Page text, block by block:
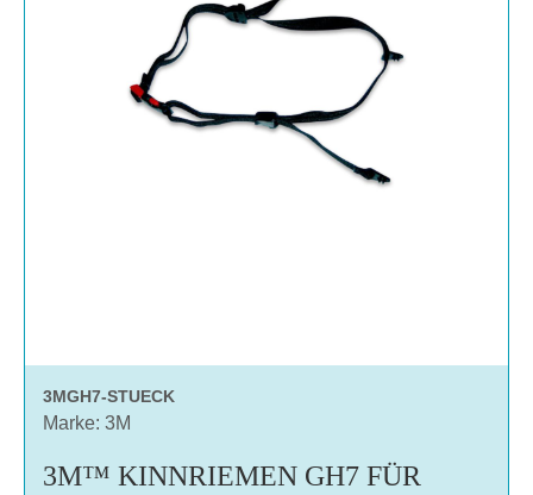
3MGH7-STUECK
Marke: 3M
3M™ KINNRIEMEN GH7 FÜR